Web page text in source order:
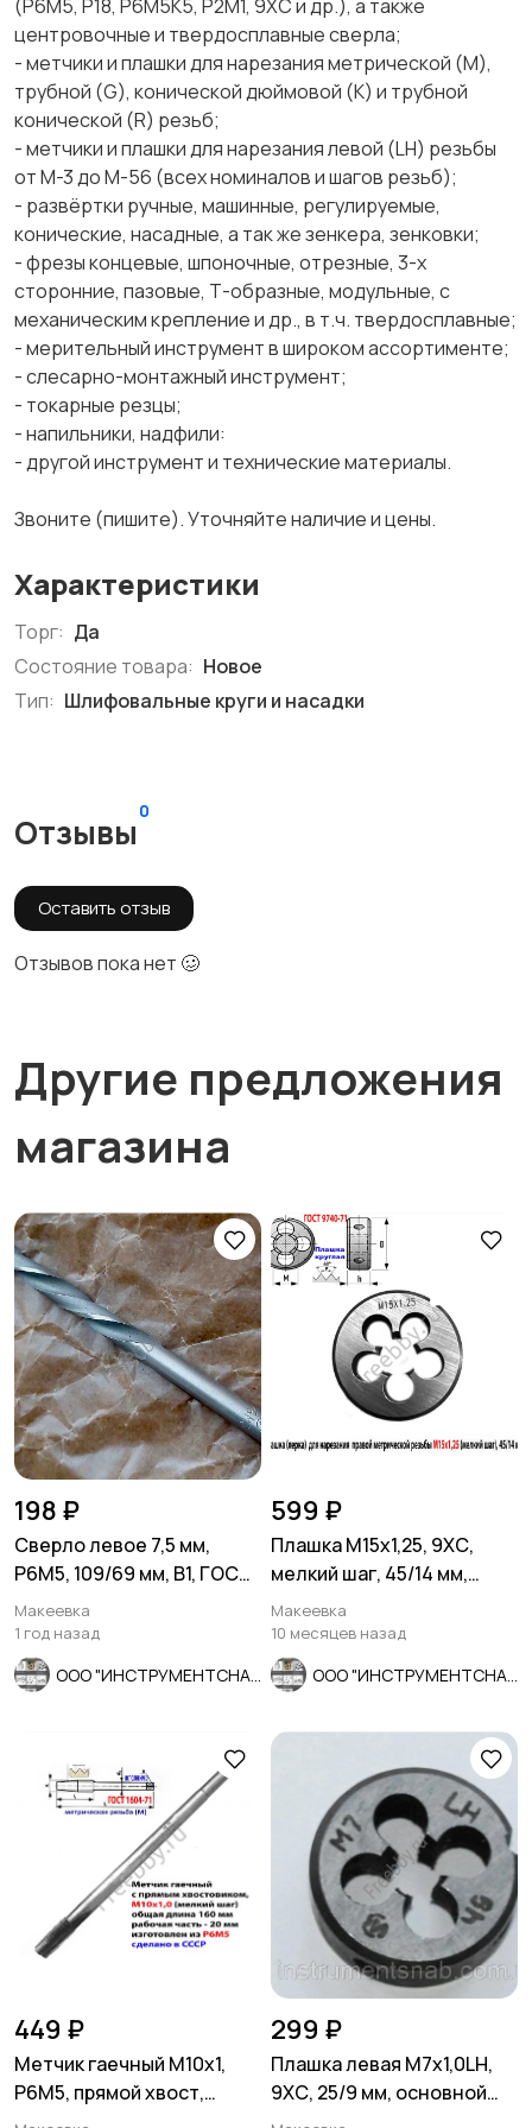
(Р6М5, Р18, Р6М5К5, Р2М1, 9ХС и др.), а также
центровочные и твердосплавные сверла;
- метчики и плашки для нарезания метрической (М),
трубной (G), конической дюймовой (К) и трубной
конической (R) резьб;
- метчики и плашки для нарезания левой (LH) резьбы
от М-3 до М-56 (всех номиналов и шагов резьб);
- развёртки ручные, машинные, регулируемые,
конические, насадные, а так же зенкера, зенковки;
- фрезы концевые, шпоночные, отрезные, 3-х
сторонние, пазовые, Т-образные, модульные, с
механическим крепление и др., в т.ч. твердосплавные;
- мерительный инструмент в широком ассортименте;
- слесарно-монтажный инструмент;
- токарные резцы;
- напильники, надфили:
- другой инструмент и технические материалы.
Звоните (пишите). Уточняйте наличие и цены.
Характеристики
Торг: Да
Состояние товара: Новое
Тип: Шлифовальные круги и насадки
Отзывы
0
Оставить отзыв
Отзывов пока нет 🥴
Другие предложения
магазина
198 ₽
Сверло левое 7,5 мм,
Р6М5, 109/69 мм, В1, ГОСТ
10902-77, СССР.
Макеевка
1 год назад
599 ₽
Плашка М15х1,25, 9ХС,
мелкий шаг, 45/14 мм,
ГОСТ 7740-71
Макеевка
10 месяцев назад
449 ₽
Метчик гаечный М10х1,
Р6М5, прямой хвост,
160/20 мм, мелк шаг,
299 ₽
Плашка левая М7х1,0LH,
9ХС, 25/9 мм, основной
шаг, ГОСТ 9740-71.